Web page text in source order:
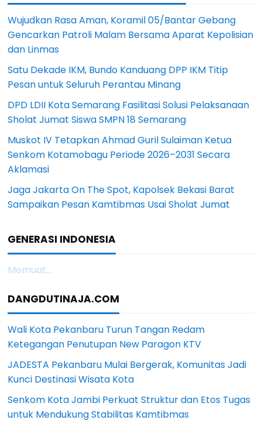
Wujudkan Rasa Aman, Koramil 05/Bantar Gebang
Gencarkan Patroli Malam Bersama Aparat Kepolisian
dan Linmas
Satu Dekade IKM, Bundo Kanduang DPP IKM Titip
Pesan untuk Seluruh Perantau Minang
DPD LDII Kota Semarang Fasilitasi Solusi Pelaksanaan
Sholat Jumat Siswa SMPN 18 Semarang
Muskot IV Tetapkan Ahmad Guril Sulaiman Ketua
Senkom Kotamobagu Periode 2026–2031 Secara
Aklamasi
Jaga Jakarta On The Spot, Kapolsek Bekasi Barat
Sampaikan Pesan Kamtibmas Usai Sholat Jumat
GENERASI INDONESIA
Memuat...
DANGDUTINAJA.COM
Wali Kota Pekanbaru Turun Tangan Redam
Ketegangan Penutupan New Paragon KTV
JADESTA Pekanbaru Mulai Bergerak, Komunitas Jadi
Kunci Destinasi Wisata Kota
Senkom Kota Jambi Perkuat Struktur dan Etos Tugas
untuk Mendukung Stabilitas Kamtibmas